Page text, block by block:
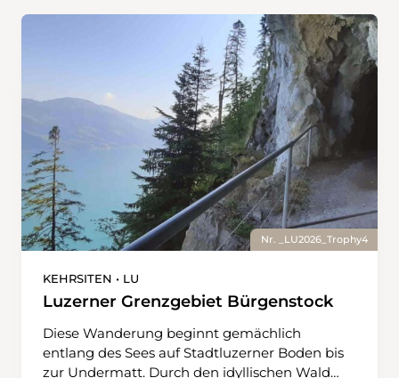
Nr. _LU2026_Trophy4
KEHRSITEN • LU
Luzerner Grenzgebiet Bürgenstock
Diese Wanderung beginnt gemächlich
entlang des Sees auf Stadtluzerner Boden bis
zur Undermatt. Durch den idyllischen Wald